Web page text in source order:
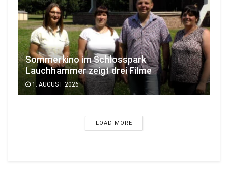
Sommerkino im Schlosspark
Lauchhammer zeigt drei Filme
1. AUGUST 2026
LOAD MORE